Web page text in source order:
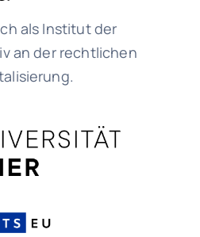
als Institut der
an der rechtlichen